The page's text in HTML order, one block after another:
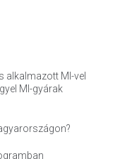
MI-vel
MI-gyárak